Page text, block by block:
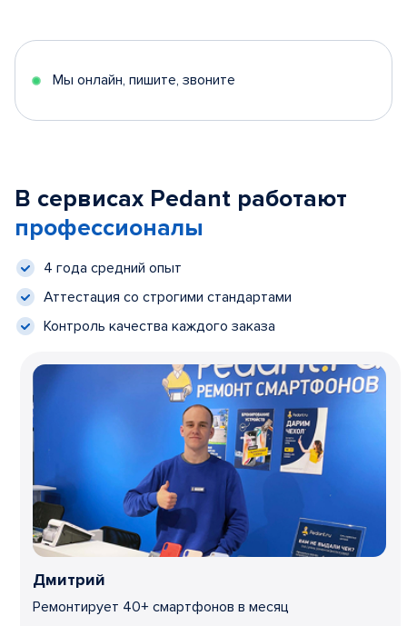
Мы онлайн, пишите, звоните
В сервисах Pedant работают
профессионалы
4 года средний опыт
Аттестация со строгими стандартами
Контроль качества каждого заказа
Дмитрий
Ремонтирует 40+ смартфонов в месяц